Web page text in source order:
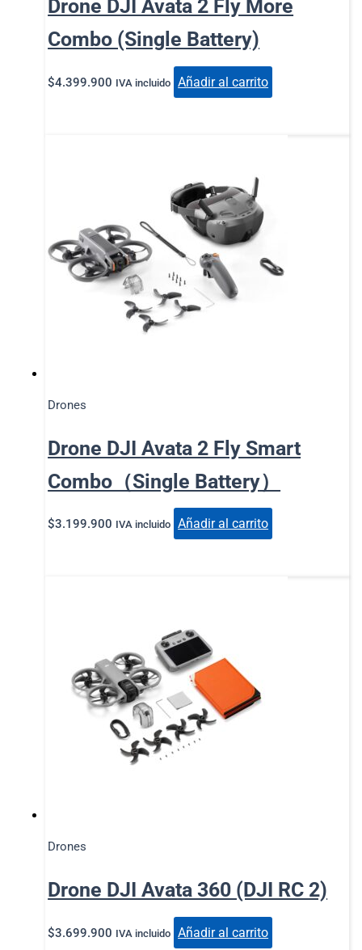
Drone DJI Avata 2 Fly More
Combo (Single Battery)
$4.399.900 IVA incluido Añadir al carrito
Drones
Drone DJI Avata 2 Fly Smart
Combo（Single Battery）
$3.199.900 IVA incluido Añadir al carrito
Drones
Drone DJI Avata 360 (DJI RC 2)
$3.699.900 IVA incluido Añadir al carrito